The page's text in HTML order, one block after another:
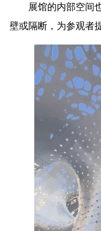
展馆的内部空间
壁或隔断，为参观者